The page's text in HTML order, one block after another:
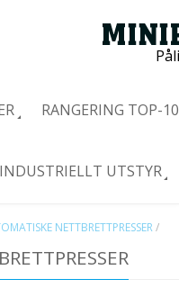
RANGERING TOP-
INDUSTRIELLT UTSTYR
NETTBRETTPRESSER/